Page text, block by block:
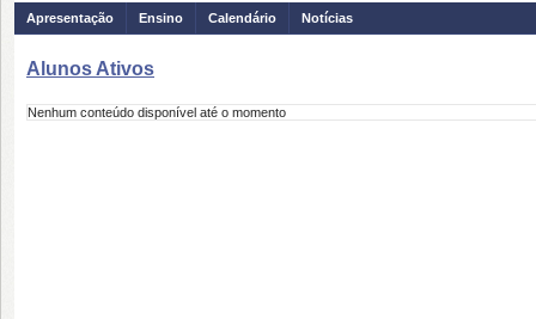
Apresentação Ensino Calendário Notícias
Alunos Ativos
Nenhum conteúdo disponível até o momento